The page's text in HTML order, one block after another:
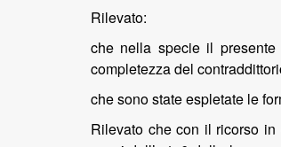
Rilevato:
che nella specie il
completezza del
che sono state espletate le
Rilevato che con il ricorso